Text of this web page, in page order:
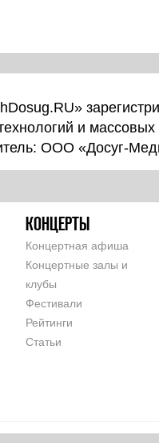
и
ООО «Досуг-
КОНЦЕРТЫ
Концертная афиша
Концертные залы и
клубы
Фестивали
Рейтинги
Статьи